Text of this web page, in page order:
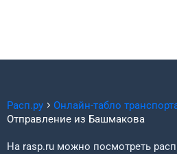
Расп.ру Онлайн-табло
Отправление из Башмакова
На rasp.ru можно посмотреть